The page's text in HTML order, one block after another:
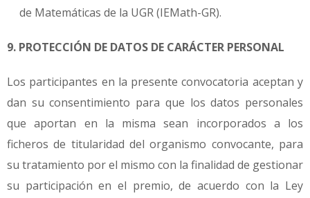
de Matemáticas de la UGR (IEMath-GR).
9. PROTECCIÓN DE DATOS DE CARÁCTER PERSONAL
Los participantes en la presente convocatoria aceptan y
dan su consentimiento para que los datos personales
que aportan en la misma sean incorporados a los
ficheros de titularidad del organismo convocante, para
su tratamiento por el mismo con la finalidad de gestionar
su participación en el premio, de acuerdo con la Ley